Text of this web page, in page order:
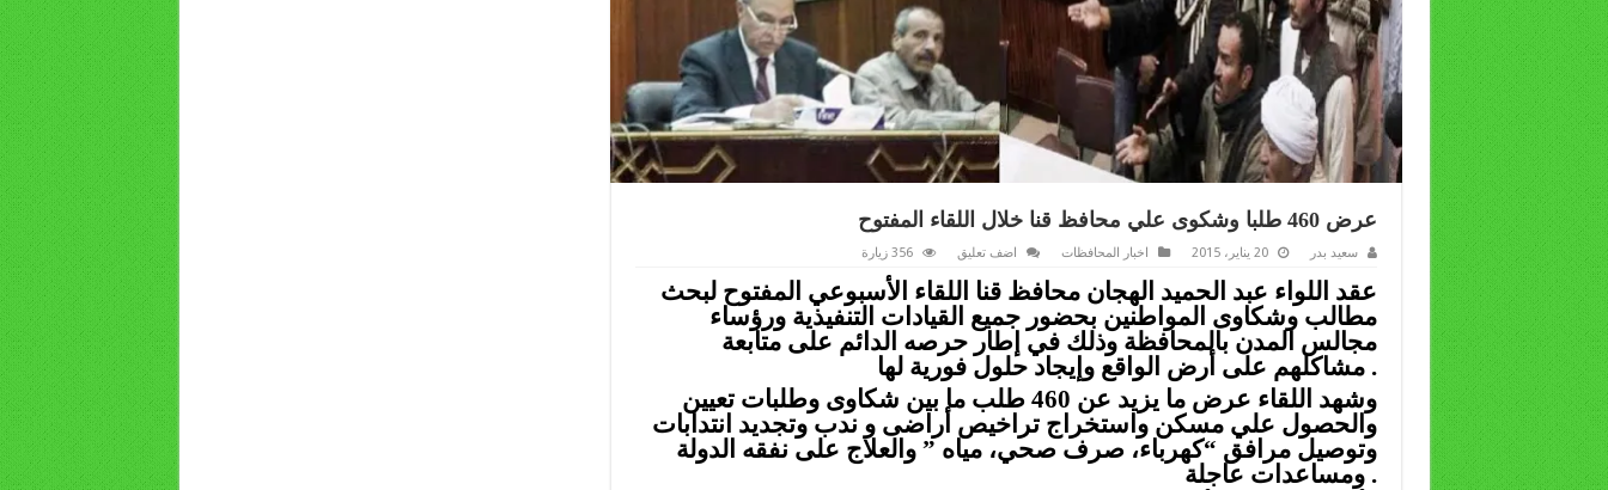
عرض 460 طلبا وشكوى علي محافظ قنا خلال اللقاء المفتوح
سعيد بدر 20 يناير، 2015 اخبار المحافظات اضف تعليق 356 زيارة
عقد اللواء عبد الحميد الهجان محافظ قنا اللقاء الأسبوعي المفتوح لبحث
مطالب وشكاوى المواطنين بحضور جميع القيادات التنفيذية ورؤساء
مجالس المدن بالمحافظة وذلك في إطار حرصه الدائم على متابعة
مشاكلهم على أرض الواقع وإيجاد حلول فورية لها .
وشهد اللقاء عرض ما يزيد عن 460 طلب ما بين شكاوى وطلبات تعيين
والحصول علي مسكن واستخراج تراخيص أراضى و ندب وتجديد انتدابات
وتوصيل مرافق “كهرباء، صرف صحي، مياه ” والعلاج على نفقه الدولة
ومساعدات عاجلة .